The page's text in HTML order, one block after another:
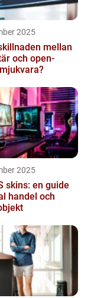
2025
mellan
och open-
2025
skins: en guide
handel och